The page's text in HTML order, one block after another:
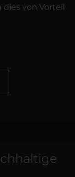
von Vorteil